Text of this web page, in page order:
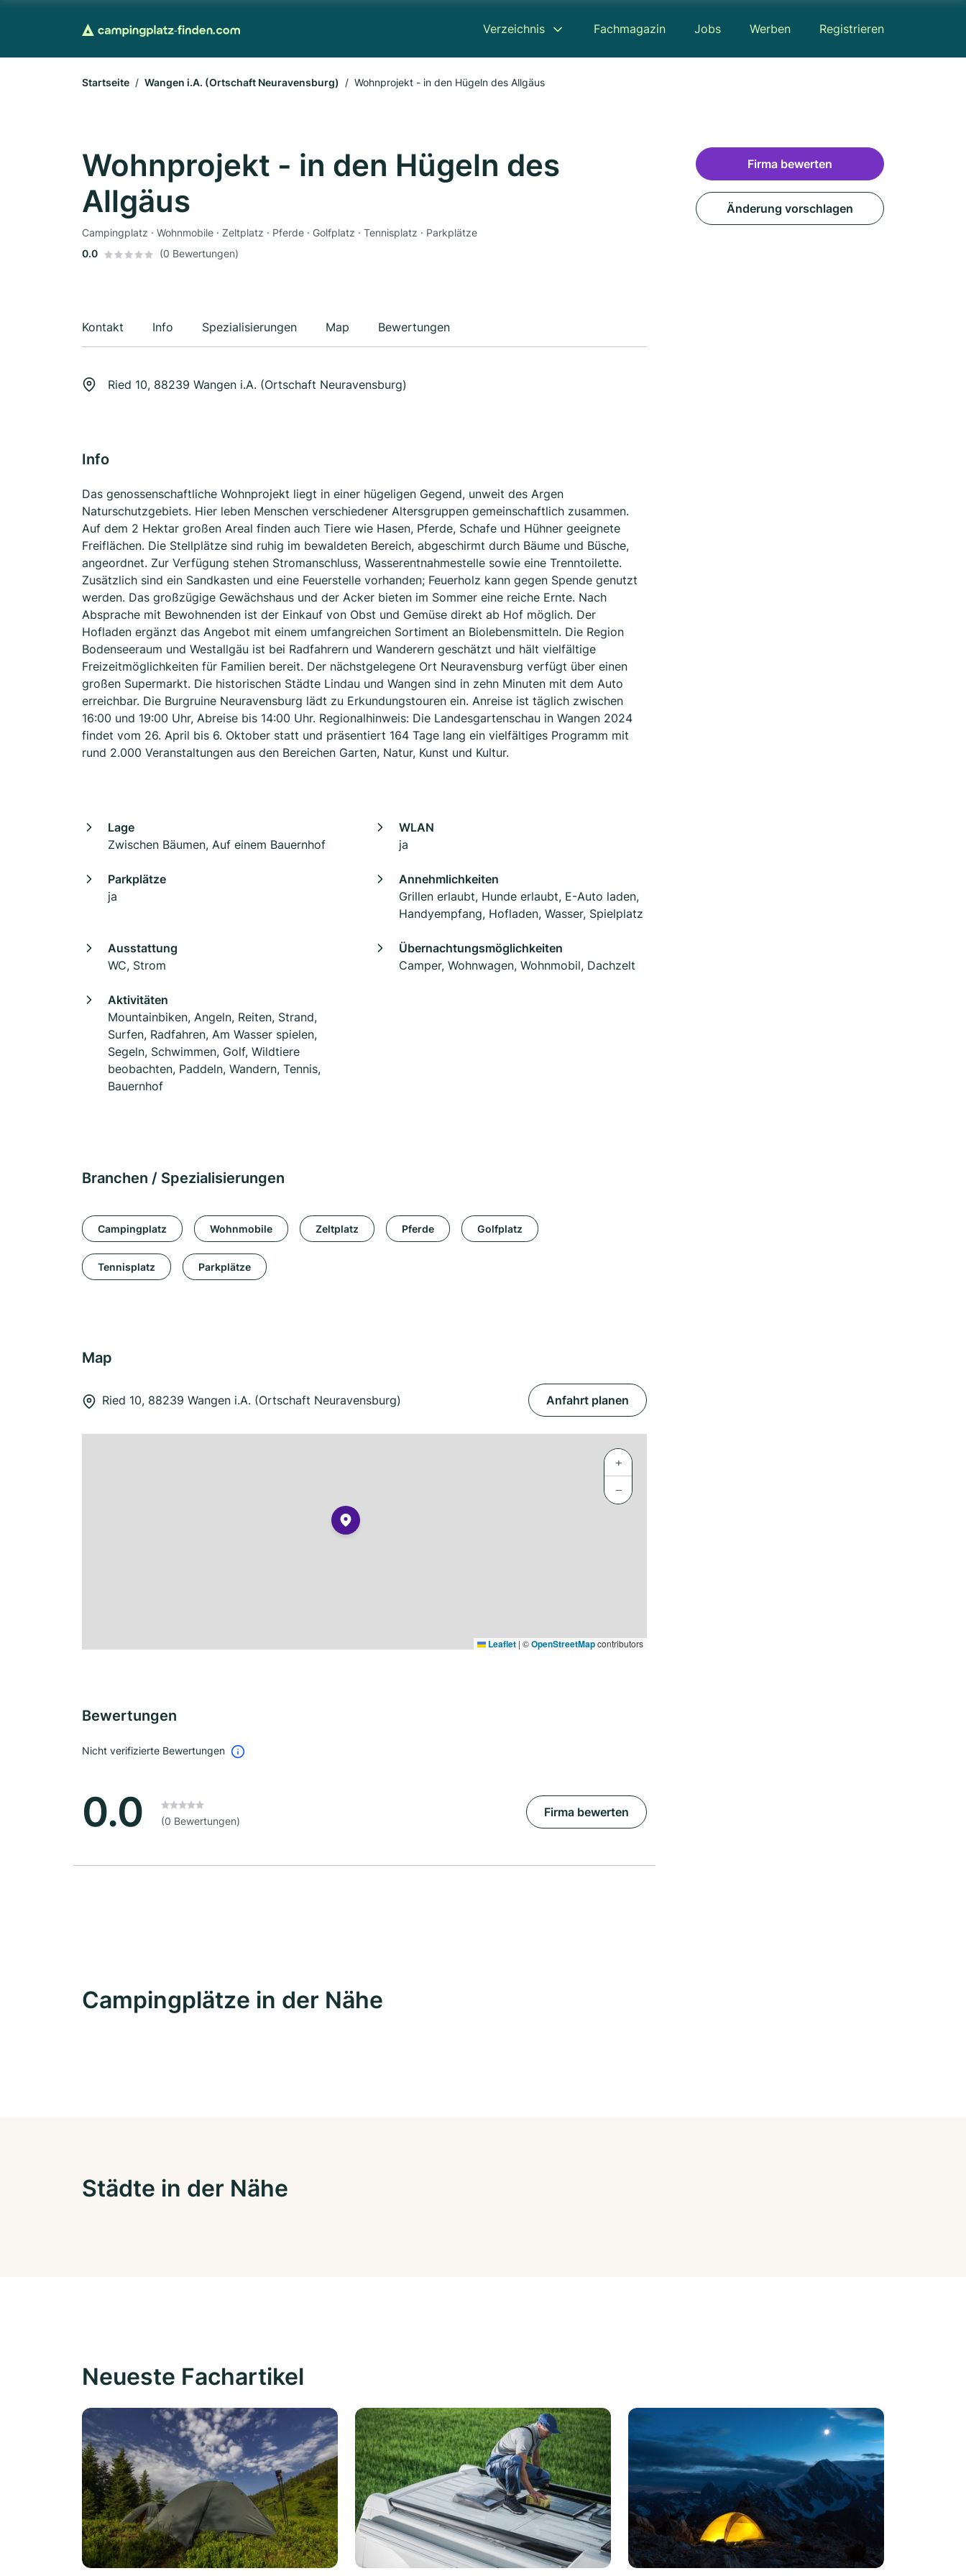
Verzeichnis Fachmagazin Jobs Werben Registrieren
Startseite Wangen i.A. (Ortschaft Neuravensburg) Wohnprojekt - in den Hügeln des Allgäus
Wohnprojekt - in den Hügeln des
Allgäus
Campingplatz · Wohnmobile · Zeltplatz · Pferde · Golfplatz · Tennisplatz · Parkplätze
0.0
(0 Bewertungen)
Kontakt Info Spezialisierungen Map Bewertungen
Ried 10, 88239 Wangen i.A. (Ortschaft Neuravensburg)
Info
Das genossenschaftliche Wohnprojekt liegt in einer hügeligen Gegend, unweit des Argen
Naturschutzgebiets. Hier leben Menschen verschiedener Altersgruppen gemeinschaftlich zusammen.
Auf dem 2 Hektar großen Areal finden auch Tiere wie Hasen, Pferde, Schafe und Hühner geeignete
Freiflächen. Die Stellplätze sind ruhig im bewaldeten Bereich, abgeschirmt durch Bäume und Büsche,
angeordnet. Zur Verfügung stehen Stromanschluss, Wasserentnahmestelle sowie eine Trenntoilette.
Zusätzlich sind ein Sandkasten und eine Feuerstelle vorhanden; Feuerholz kann gegen Spende genutzt
werden. Das großzügige Gewächshaus und der Acker bieten im Sommer eine reiche Ernte. Nach
Absprache mit Bewohnenden ist der Einkauf von Obst und Gemüse direkt ab Hof möglich. Der
Hofladen ergänzt das Angebot mit einem umfangreichen Sortiment an Biolebensmitteln. Die Region
Bodenseeraum und Westallgäu ist bei Radfahrern und Wanderern geschätzt und hält vielfältige
Freizeitmöglichkeiten für Familien bereit. Der nächstgelegene Ort Neuravensburg verfügt über einen
großen Supermarkt. Die historischen Städte Lindau und Wangen sind in zehn Minuten mit dem Auto
erreichbar. Die Burgruine Neuravensburg lädt zu Erkundungstouren ein. Anreise ist täglich zwischen
16:00 und 19:00 Uhr, Abreise bis 14:00 Uhr. Regionalhinweis: Die Landesgartenschau in Wangen 2024
findet vom 26. April bis 6. Oktober statt und präsentiert 164 Tage lang ein vielfältiges Programm mit
rund 2.000 Veranstaltungen aus den Bereichen Garten, Natur, Kunst und Kultur.
Lage
Zwischen Bäumen, Auf einem Bauernhof
WLAN
ja
Parkplätze
ja
Annehmlichkeiten
Grillen erlaubt, Hunde erlaubt, E-Auto laden,
Handyempfang, Hofladen, Wasser, Spielplatz
Ausstattung
WC, Strom
Übernachtungsmöglichkeiten
Camper, Wohnwagen, Wohnmobil, Dachzelt
Aktivitäten
Mountainbiken, Angeln, Reiten, Strand,
Surfen, Radfahren, Am Wasser spielen,
Segeln, Schwimmen, Golf, Wildtiere
beobachten, Paddeln, Wandern, Tennis,
Bauernhof
Branchen / Spezialisierungen
Campingplatz Wohnmobile Zeltplatz Pferde Golfplatz
Tennisplatz Parkplätze
Map
Ried 10, 88239 Wangen i.A. (Ortschaft Neuravensburg) Anfahrt planen
+
−
Leaflet | ©OpenStreetMapcontributors
Bewertungen
Nicht verifizierte Bewertungen
0.0 (0 Bewertungen)
Firma bewerten
Firma bewerten
Änderung vorschlagen
Campingplätze in der Nähe
Städte in der Nähe
Neueste Fachartikel